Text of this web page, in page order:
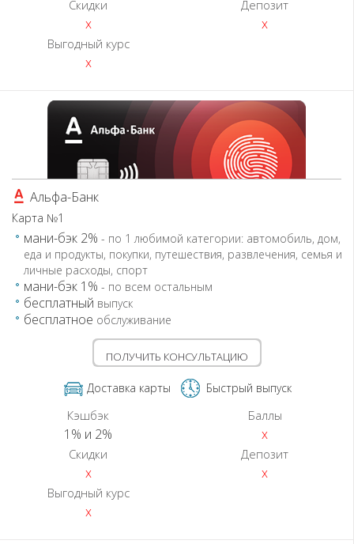
Скидки
x
Депозит
x
Выгодный курс
x
Альфа-Банк
Карта №1
мани-бэк 2% - по 1 любимой категории: автомобиль, дом,
еда и продукты, покупки, путешествия, развлечения, семья и
личные расходы, спорт
мани-бэк 1% - по всем остальным
бесплатный выпуск
бесплатное обслуживание
ПОЛУЧИТЬ КОНСУЛЬТАЦИЮ
Доставка карты Быстрый выпуск
Кэшбэк
1% и 2%
Баллы
x
Скидки
x
Депозит
x
Выгодный курс
x